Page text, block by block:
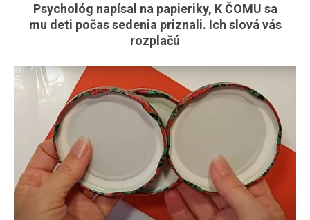
Psychológ napísal na papieriky, K ČOMU sa
mu deti počas sedenia priznali. Ich slová vás
rozplačú